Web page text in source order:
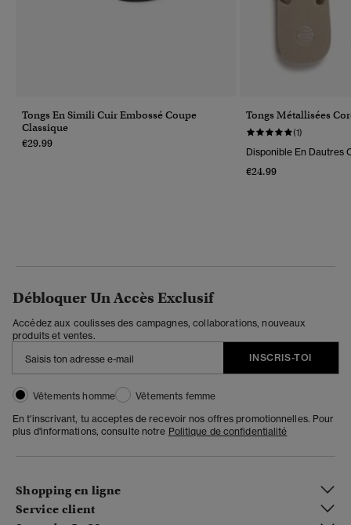
Tongs En Simili Cuir Embossé Coupe
Classique
€29.99
Tongs Métallisées
(1)
Disponible En Dautres
€24.99
Débloquer Un Accès Exclusif
Accédez aux coulisses des campagnes, collaborations, nouveaux
produits et ventes.
INSCRIS-TOI
Vêtements homme
Vêtements femme
En t'inscrivant, tu acceptes de recevoir nos offres promotionnelles. Pour
plus d'informations, consulte notre Politique de confidentialité
Shopping en ligne
Service client